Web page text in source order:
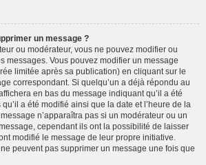
un message ?
ou modérateur, vous ne pouvez modifier ou
messages. Vous pouvez modifier un message
limitée après sa publication) en cliquant sur le
correspondant. Si quelqu’un a déjà répondu au
en bas du message indiquant qu’il a été
a été modifié ainsi que la date et l’heure de la
n’apparaîtra pas si un modérateur ou un
cependant ils ont la possibilité de laisser
modifié le message de leur propre initiative.
peuvent pas supprimer un message une fois que